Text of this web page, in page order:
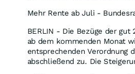
Mehr Rente ab Juli -
BERLIN - Die Bezüge der
ab dem kommenden Monat
entsprechenden Verordnung
abschließend zu. Die